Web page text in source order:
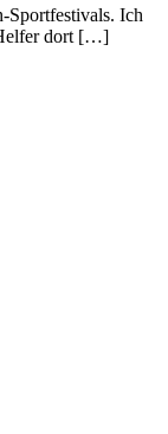
Sportfestivals. Ich
dort […]